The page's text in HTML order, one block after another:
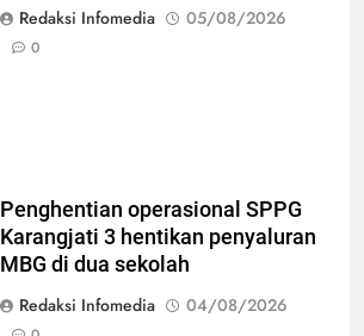
Redaksi Infomedia
05/08/2026
0
Penghentian operasional SPPG
Karangjati 3 hentikan penyaluran
MBG di dua sekolah
Redaksi Infomedia
04/08/2026